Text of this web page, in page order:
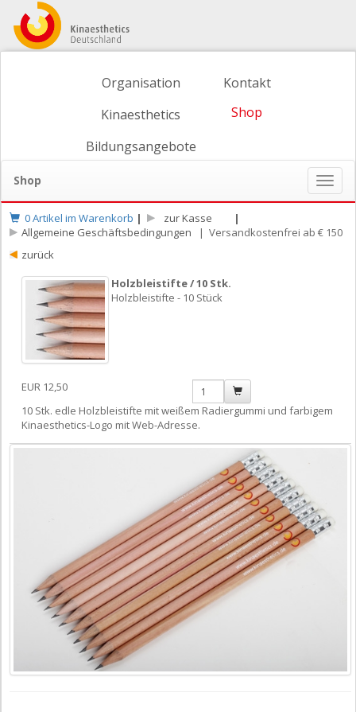
Organisation
Kinaesthetics
Bildungsangebote
Kontakt
Shop
Shop
ein-/
0 Artikel im Warenkorb | zur Kasse
|
Allgemeine Geschäftsbedingungen | Versandkostenfrei ab € 150
zurück
Holzbleistifte / 10 Stk.
Holzbleistifte - 10 Stück
EUR 12,50
10 Stk. edle Holzbleistifte mit weißem Radiergummi und farbigem
Kinaesthetics-Logo mit Web-Adresse.